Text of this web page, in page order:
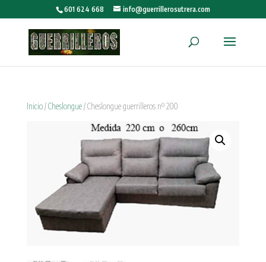
601 624 668 info@guerrillerosutrera.com
Inicio/Cheslongue/ Cheslongue guerrilleros nº 200